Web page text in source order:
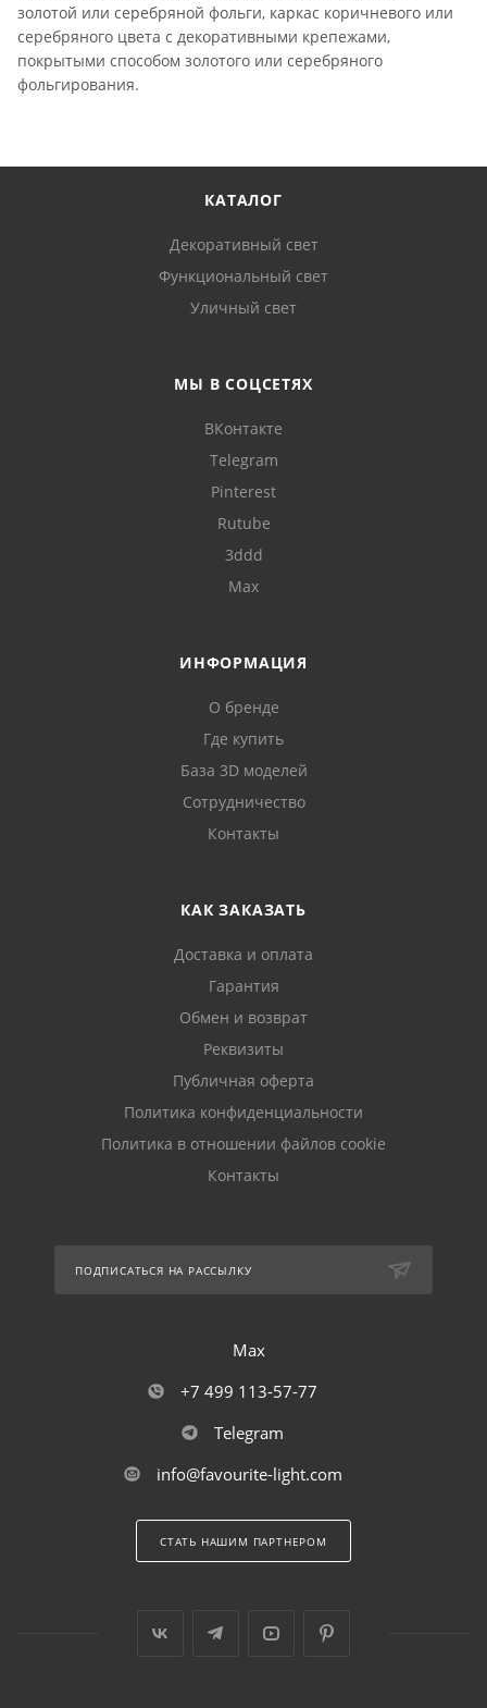
золотой или серебряной фольги, каркас коричневого или
серебряного цвета с декоративными крепежами,
покрытыми способом золотого или серебряного
фольгирования.
КАТАЛОГ
Декоративный свет
Функциональный свет
Уличный свет
МЫ В СОЦСЕТЯХ
ВКонтакте
Telegram
Pinterest
Rutube
3ddd
Max
ИНФОРМАЦИЯ
О бренде
Где купить
База 3D моделей
Сотрудничество
Контакты
КАК ЗАКАЗАТЬ
Доставка и оплата
Гарантия
Обмен и возврат
Реквизиты
Публичная оферта
Политика конфиденциальности
Политика в отношении файлов cookie
Контакты
ПОДПИСАТЬСЯ НА РАССЫЛКУ
Max
+7 499 113-57-77
Telegram
info@favourite-light.com
СТАТЬ НАШИМ ПАРТНЕРОМ